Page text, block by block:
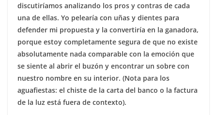
discutiríamos analizando los pros y contras de cada
una de ellas. Yo pelearía con uñas y dientes para
defender mi propuesta y la convertiría en la ganadora,
porque estoy completamente segura de que no existe
absolutamente nada comparable con la emoción que
se siente al abrir el buzón y encontrar un sobre con
nuestro nombre en su interior. (Nota para los
aguafiestas: el chiste de la carta del banco o la factura
de la luz está fuera de contexto).